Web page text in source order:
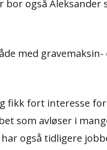
bor også Aleksander
med
fikk fort interesse
som avløser i
også tidligere